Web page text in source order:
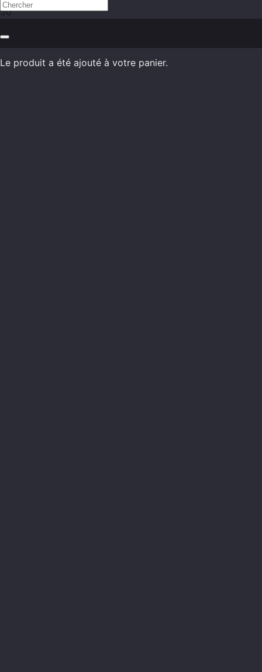
Le produit a été ajouté à votre panier.